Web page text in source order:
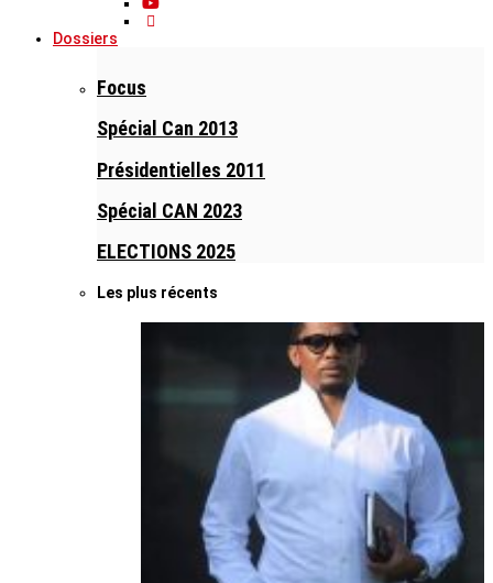
Dossiers
Focus
Spécial Can 2013
Présidentielles 2011
Spécial CAN 2023
ELECTIONS 2025
Les plus récents